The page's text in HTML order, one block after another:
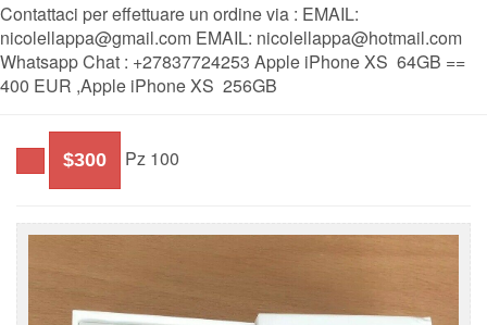
Contattaci per effettuare un ordine via : EMAIL:
nicolellappa@gmail.com EMAIL: nicolellappa@hotmail.com
Whatsapp Chat : +27837724253 Apple iPhone XS 64GB ==
400 EUR ,Apple iPhone XS 256GB
$300 Pz 100